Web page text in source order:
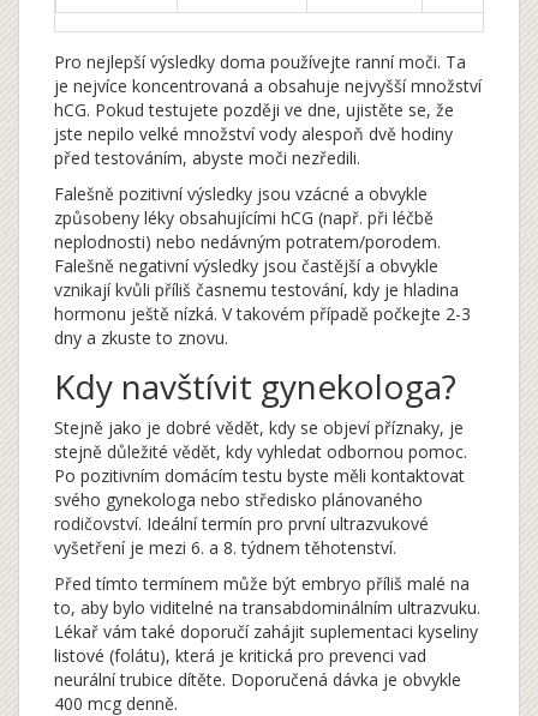
Pro nejlepší výsledky doma používejte ranní moči. Ta
je nejvíce koncentrovaná a obsahuje nejvyšší množství
hCG. Pokud testujete později ve dne, ujistěte se, že
jste nepilo velké množství vody alespoň dvě hodiny
před testováním, abyste moči nezředili.
Falešně pozitivní výsledky jsou vzácné a obvykle
způsobeny léky obsahujícími hCG (např. při léčbě
neplodnosti) nebo nedávným potratem/porodem.
Falešně negativní výsledky jsou častější a obvykle
vznikají kvůli příliš časnemu testování, kdy je hladina
hormonu ještě nízká. V takovém případě počkejte 2-3
dny a zkuste to znovu.
Kdy navštívit gynekologa?
Stejně jako je dobré vědět, kdy se objeví příznaky, je
stejně důležité vědět, kdy vyhledat odbornou pomoc.
Po pozitivním domácím testu byste měli kontaktovat
svého gynekologa nebo středisko plánovaného
rodičovství. Ideální termín pro první ultrazvukové
vyšetření je mezi 6. a 8. týdnem těhotenství.
Před tímto termínem může být embryo příliš malé na
to, aby bylo viditelné na transabdominálním ultrazvuku.
Lékař vám také doporučí zahájit suplementaci kyseliny
listové (folátu), která je kritická pro prevenci vad
neurální trubice dítěte. Doporučená dávka je obvykle
400 mcg denně.